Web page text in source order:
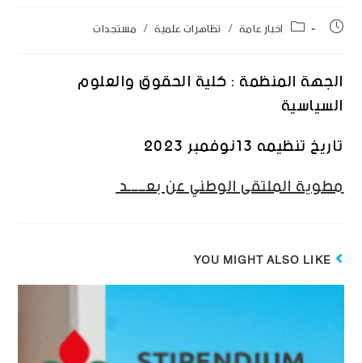
اخبار عامة / تظاهرات علمية / مستجدات
الجهة المنظمة : كلية الحقوق والعلوم
السياسية
تاريخ تنظيمه 13نوفمبر 2023
مطوية الملتقى الوطني عن بعـــــد
YOU MIGHT ALSO LIKE